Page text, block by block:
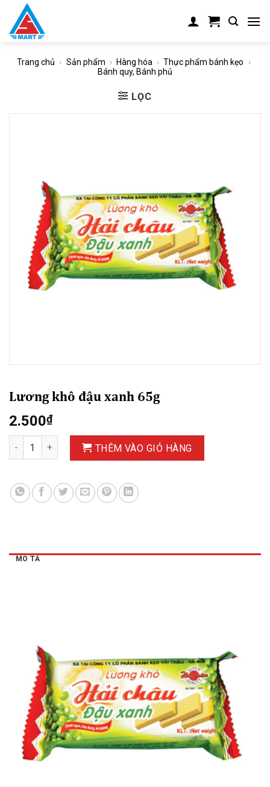
content
Trang chủ › Sản phẩm › Hàng hóa › Thực phẩm bánh kẹo
›
Bánh quy, Bánh phủ
LỌC
Lương khô đậu xanh 65g
2.500₫
Lương khô đậu xanh 65g số lượng
THÊM VÀO GIỎ HÀNG
MÔ TẢ